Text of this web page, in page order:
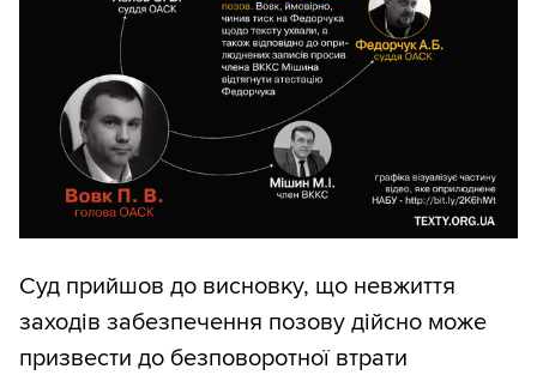
Суд прийшов до висновку, що невжиття
заходів забезпечення позову дійсно може
призвести до безповоротної втрати